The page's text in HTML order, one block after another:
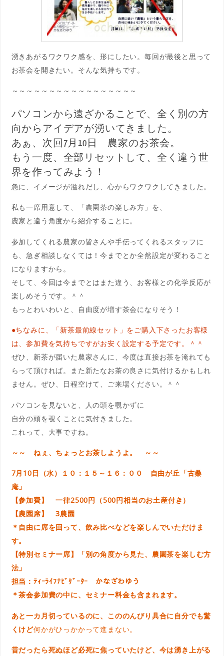
湧きあがるワクワク感を、形にしたい。毎回が最後と思って
お茶会を開きたい。そんな気持ちです。
～～～～～～～～～～～～～～～～～
パソコンから遠ざかることで、全く別の方
向からアイデアが湧いて きました。
あぁ、次回7月10日 農家のお茶会。
もう一度、全部リセットして、全く違う世
界を作ってみよう！
急に、イメージが溢れだし、心からワクワクしてきました。
私も一席用意して、「農園茶の楽しみ方」を、
農家と違う角度から紹介することに。
参加してくれる農家の皆さんや手伝ってくれるスタッフに
も、急ぎ相談しなくては！今までとか全然設定が変わること
になりますから。
そして、今回は今までとはまた違う、お客様との化学反応が
楽しめそうです 。＾＾
もっとわいわいと、自由度が増す茶会になりそう！
●ちなみに、「新茶最前線セット」をご購入下さったお客様
は、参加費を気持ちですがお安く設定する予定です。＾＾
ぜひ、新茶が届いた農家さんに、今度は直接お茶を淹れても
らって頂ければ。また新たなお茶の良さに気付けるかもしれ
ません。ぜひ、日程空けて、 ご来場ください。＾＾
パソコンを見ないと、人の頭を覗かずに
自分の頭を覗くことに気付きました。
これって、大事ですね。
～～ ねぇ、ちょっとお茶しようよ。 ～～
7月10日（水）１０：１５～１６：００ 自由が丘「古桑
庵」
【参加費】 一律2500円（500円相当のお土産付き）
【農園席】 3農園
＊自由に席を回って、飲み比べなどを楽しんでいただけま
す。
【特別セミナー席】「別の角度から見た、農園茶を楽しむ方
法」
担当：ﾃｨｰﾗｲﾌﾅﾋﾞｹﾞｰﾀｰ かなざわゆう
＊茶会参加費の中に、セミナー料金も含まれます。
あと一カ月切っているのに、こののんびり具合に自分でも驚
くけど何かがひっかかって進まない。
昔だったら死ぬほど必死に焦っていたけど、今は湧き上がる